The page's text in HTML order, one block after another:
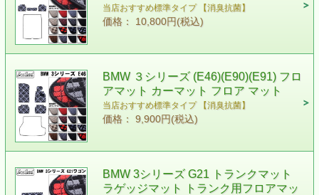
当店おすすめ標準タイプ 【消臭抗菌】
価格： 10,800円(税込)
BMW ３シリーズ (E46)(E90)(E91) フロ
アマット カーマット フロア マット
当店おすすめ標準タイプ 【消臭抗菌】
価格： 9,900円(税込)
BMW 3シリーズ G21 トランクマット
ラゲッジマット トランク用フロアマッ